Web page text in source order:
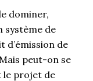
dominer,
système de
d’émission de
peut-on se
le projet de